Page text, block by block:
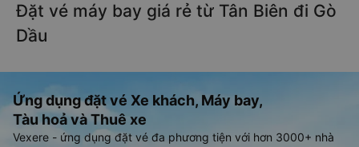
Đặt vé máy bay giá rẻ từ Tân Biên đi Gò
Dầu
Ứng dụng đặt vé Xe khách, Máy bay,
Tàu hoả và Thuê xe
Vexere - ứng dụng đặt vé đa phương tiện với hơn 3000+ nhà